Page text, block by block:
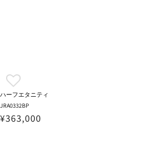
ハーフエタニティ
JRA0332BP
¥363,000